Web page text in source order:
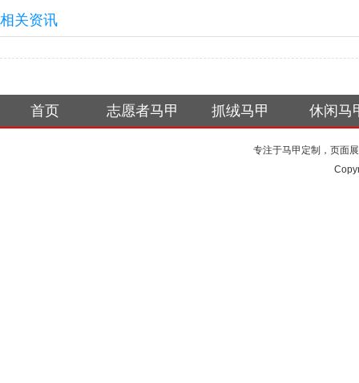
相关资讯
首页 志愿者马甲 抓绒马甲 休闲马
专注于马甲定制，页面